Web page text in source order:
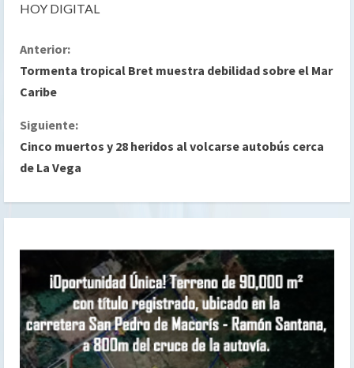
HOY DIGITAL
S
i
g
u
l
e
y
e
n
Anterior:
Tormenta tropical Bret muestra debilidad sobre el Mar
Caribe
Siguiente:
Cinco muertos y 28 heridos al volcarse autobús cerca
de La Vega